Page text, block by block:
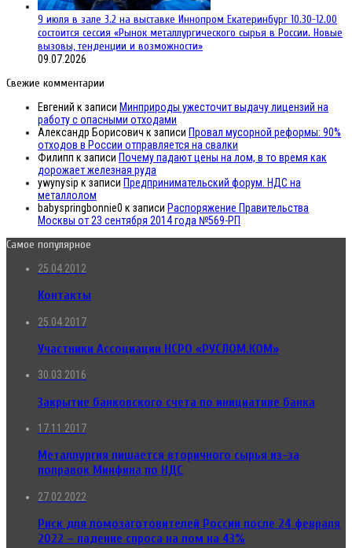
9 июля в зале 3.2 на выставке Иннопром Екатеринбург 10.30-12.00
состоится сессия «Рынок металлургического сырья в России. Новые
вызовы, тенденции и возможности»
09.07.2026
Свежие комментарии
Евгений к записи Минприроды ужесточит выдачу лицензий на
работу с опасными отходами
Александр Борисович к записи Провал мусорной реформы: 90%
отходов в России отправляется на свалки
Филипп к записи Почему падают цены на лом, в то время как
дорожает железная руда
ywynysip к записи Предпринимательский форум. НДС на
металлолом
babyspringbonnie0 к записи Распоряжение Правительства
Москвы от 23 сентября 2014 года №569-РП
Самое популярное
25.04.2012
Контакты
25.04.2017
Участники Ассоциации НСРО «РУСЛОМ.КОМ»
30.03.2016
Закрытие банковского счета по инициативе банка
17.11.2017
Металлургия лишается вторичного сырья из-за
поправок Минфина по НДС
27.02.2022
Риск для ломозаготовителей России после 24 февраля
2022 – падение спроса на лом на 43%